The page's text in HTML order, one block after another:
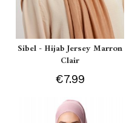
Sibel - Hijab Jersey Marron
Clair
€7.99